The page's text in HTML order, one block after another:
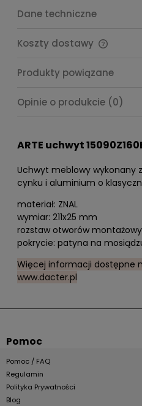
Dane techniczne
Koszty dostawy
Produkty powiązane
Opinie o produkcie (0)
ARTE uchwyt
Uchwyt meblowy wykonany
cynku i aluminium o
materiał: ZNAL
wymiar: 211x25 mm
rozstaw otworów
pokrycie: patyna na
Więcej informacji dostępne
www.dacter.pl
Pomoc
Pomoc / FAQ
Regulamin
Polityka Prywatności
Blog